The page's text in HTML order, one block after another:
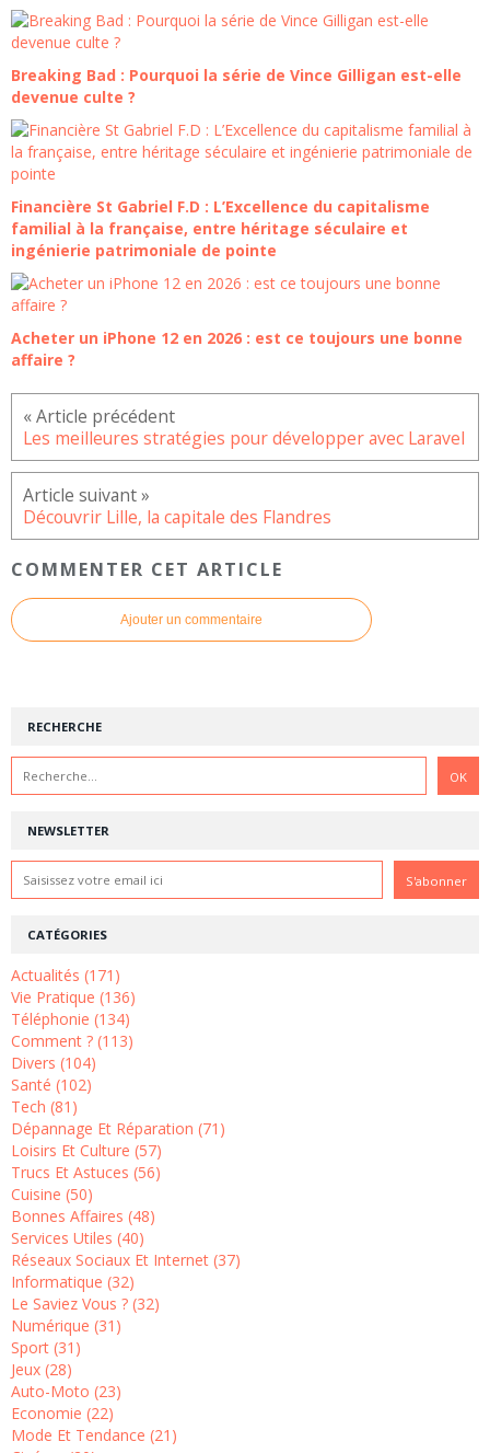
Breaking Bad : Pourquoi la série de Vince Gilligan est-elle
devenue culte ?
Financière St Gabriel F.D : L’Excellence du capitalisme
familial à la française, entre héritage séculaire et
ingénierie patrimoniale de pointe
Acheter un iPhone 12 en 2026 : est ce toujours une bonne
affaire ?
Les meilleures stratégies pour développer avec Laravel
Découvrir Lille, la capitale des Flandres
COMMENTER CET ARTICLE
Ajouter un commentaire
NEWSLETTER
RECHERCHE
CATÉGORIES
Actualités (171)
Vie Pratique (136)
Téléphonie (134)
Comment ? (113)
Divers (104)
Santé (102)
Tech (81)
Dépannage Et Réparation (71)
Loisirs Et Culture (57)
Trucs Et Astuces (56)
Cuisine (50)
Bonnes Affaires (48)
Services Utiles (40)
Réseaux Sociaux Et Internet (37)
Informatique (32)
Le Saviez Vous ? (32)
Numérique (31)
Sport (31)
Jeux (28)
Auto-Moto (23)
Economie (22)
Mode Et Tendance (21)